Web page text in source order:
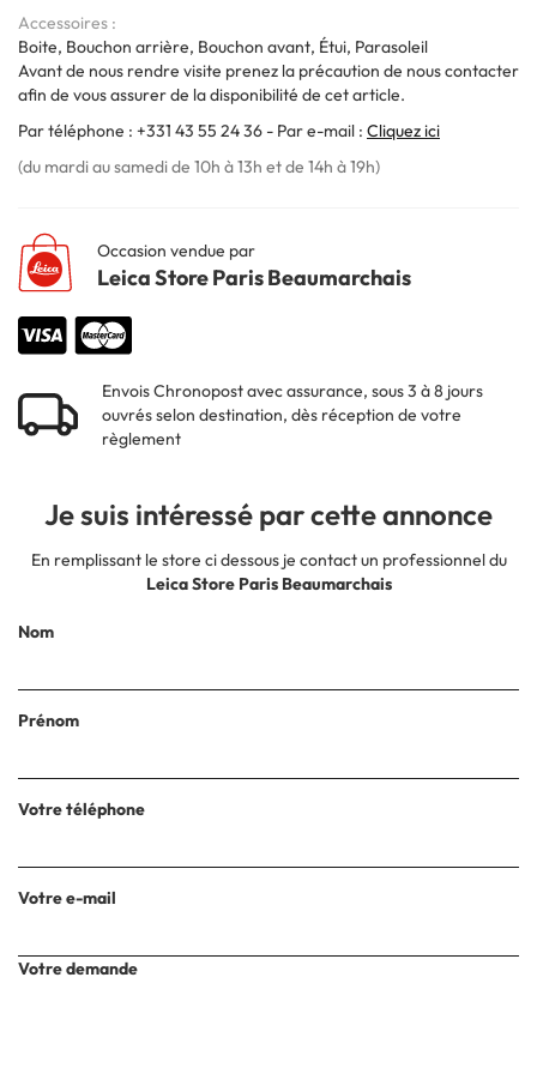
Accessoires
Boite, Bouchon arrière, Bouchon avant, Étui, Parasoleil
Avant de nous rendre visite prenez la précaution de nous contacter
afin de vous assurer de la disponibilité de cet article.
Par téléphone : +331 43 55 24 36 - Par e-mail : Cliquez ici
(du mardi au samedi de 10h à 13h et de 14h à 19h)
Occasion vendue par
Leica Store Paris Beaumarchais
Envois Chronopost avec assurance, sous 3 à 8 jours
ouvrés selon destination, dès réception de votre
règlement
Je suis intéressé par cette annonce
En remplissant le store ci dessous je contact un professionnel du
Leica Store Paris Beaumarchais
Nom
Prénom
Votre téléphone
Votre e-mail
Votre demande